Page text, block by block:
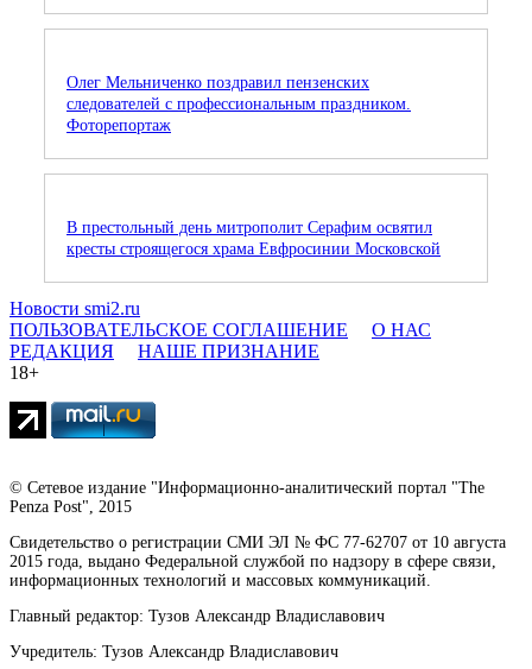
Олег Мельниченко поздравил пензенских
следователей с профессиональным праздником.
Фоторепортаж
В престольный день митрополит Серафим освятил
кресты строящегося храма Евфросинии Московской
Новости smi2.ru
ПОЛЬЗОВАТЕЛЬСКОЕ СОГЛАШЕНИЕ
О НАС
РЕДАКЦИЯ
НАШЕ ПРИЗНАНИЕ
18+
© Сетевое издание "Информационно-аналитический портал "The
Penza Post", 2015
Свидетельство о регистрации СМИ ЭЛ № ФС 77-62707 от 10 августа
2015 года, выдано Федеральной службой по надзору в сфере связи,
информационных технологий и массовых коммуникаций.
Главный редактор: Тузов Александр Владиславович
Учредитель: Тузов Александр Владиславович